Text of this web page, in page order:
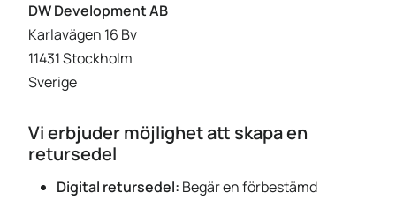
DW Development AB
Karlavägen 16 Bv
11431 Stockholm
Sverige
Vi erbjuder möjlighet att skapa en
retursedel
Digital retursedel: Begär en förbestämd